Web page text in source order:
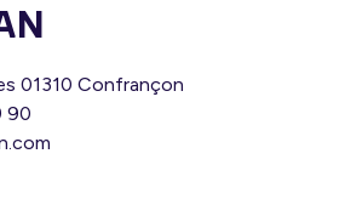
01310 Confrançon
90